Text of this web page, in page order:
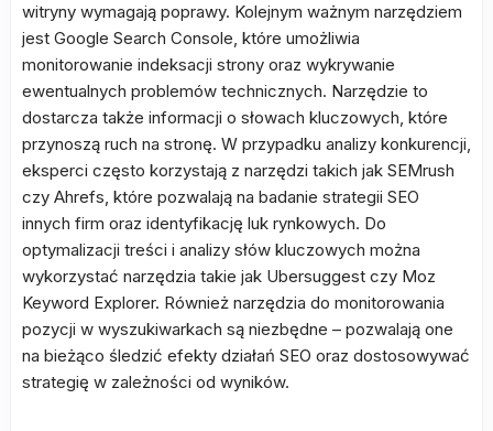
witryny wymagają poprawy. Kolejnym ważnym narzędziem
jest Google Search Console, które umożliwia
monitorowanie indeksacji strony oraz wykrywanie
ewentualnych problemów technicznych. Narzędzie to
dostarcza także informacji o słowach kluczowych, które
przynoszą ruch na stronę. W przypadku analizy konkurencji,
eksperci często korzystają z narzędzi takich jak SEMrush
czy Ahrefs, które pozwalają na badanie strategii SEO
innych firm oraz identyfikację luk rynkowych. Do
optymalizacji treści i analizy słów kluczowych można
wykorzystać narzędzia takie jak Ubersuggest czy Moz
Keyword Explorer. Również narzędzia do monitorowania
pozycji w wyszukiwarkach są niezbędne – pozwalają one
na bieżąco śledzić efekty działań SEO oraz dostosowywać
strategię w zależności od wyników.